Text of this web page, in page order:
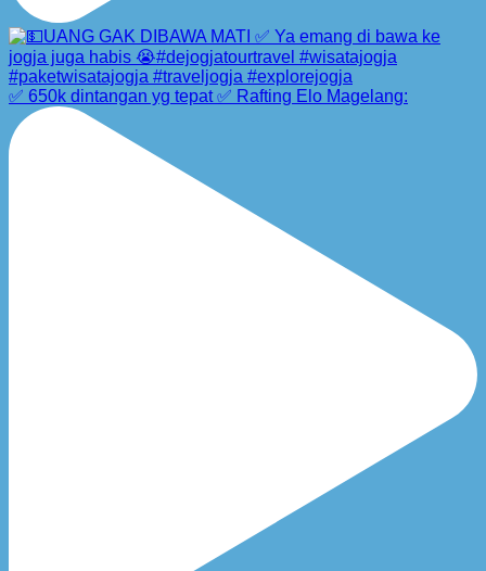
✅ 650k dintangan yg tepat ✅ Rafting Elo Magelang: